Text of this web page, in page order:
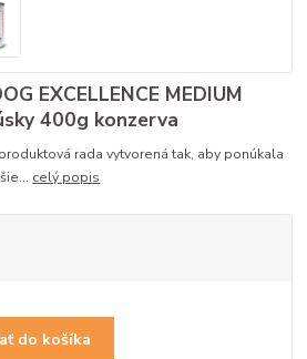
EXCELLENCE MEDIUM
400g konzerva
rada vytvorená tak, aby ponúkala
celý popis
do košíka